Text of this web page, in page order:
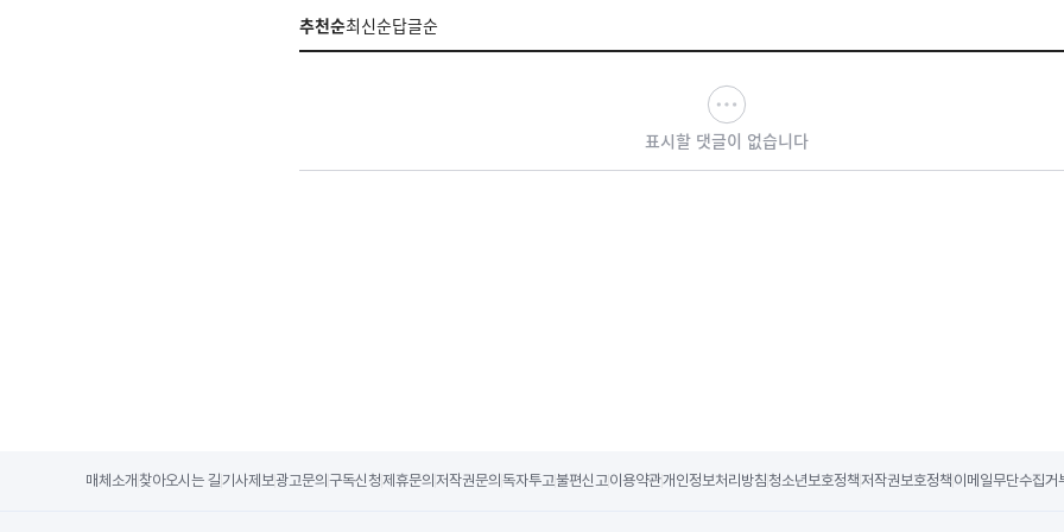
추천순최신순답글순
표시할 댓글이 없습니다
매체소개 찾아오시는 길기사제보광고문의 구독신청제휴문의 저작권문의 독자투고불편신고이용약관개인정보처리방침 청소년보호정책저작권보호정책 이메일무단수집거